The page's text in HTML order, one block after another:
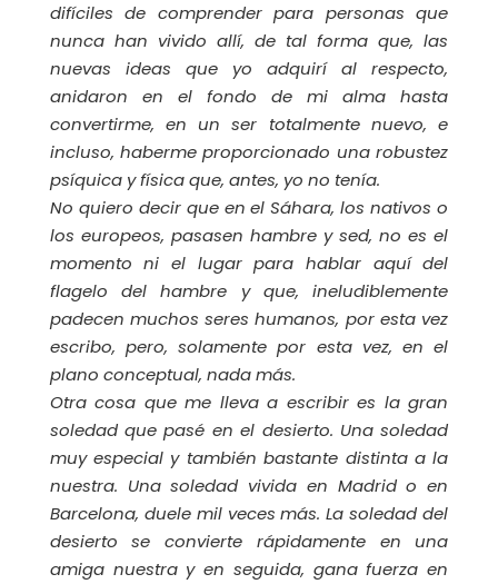
difíciles de comprender para personas que
nunca han vivido allí, de tal forma que, las
nuevas ideas que yo adquirí al respecto,
anidaron en el fondo de mi alma hasta
convertirme, en un ser totalmente nuevo, e
incluso, haberme proporcionado una robustez
psíquica y física que, antes, yo no tenía.
No quiero decir que en el Sáhara, los nativos o
los europeos, pasasen hambre y sed, no es el
momento ni el lugar para hablar aquí del
flagelo del hambre y que, ineludiblemente
padecen muchos seres humanos, por esta vez
escribo, pero, solamente por esta vez, en el
plano conceptual, nada más.
Otra cosa que me lleva a escribir es la gran
soledad que pasé en el desierto. Una soledad
muy especial y también bastante distinta a la
nuestra. Una soledad vivida en Madrid o en
Barcelona, duele mil veces más. La soledad del
desierto se convierte rápidamente en una
amiga nuestra y en seguida, gana fuerza en